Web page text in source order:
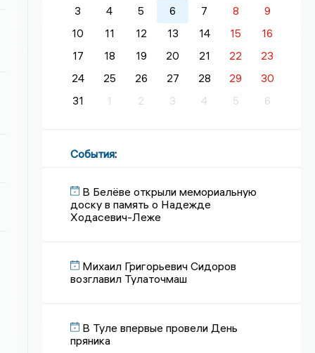
3
4 5 6 7 8
9
10
11 12 13 14 15
16
17
18 19 20 21 22
23
24
25 26 27 28 29
30
31
1 2 3 4 5 6
События:
В Белёве открыли мемориальную
доску в память о Надежде
Ходасевич-Леже
Михаил Григорьевич Сидоров
возглавил Тулаточмаш
В Туле впервые провели День
пряника